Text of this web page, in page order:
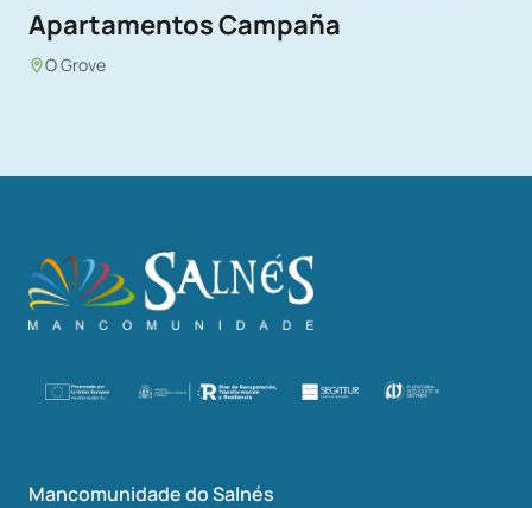
Apartamentos Campaña
O Grove
Mancomunidade do Salnés